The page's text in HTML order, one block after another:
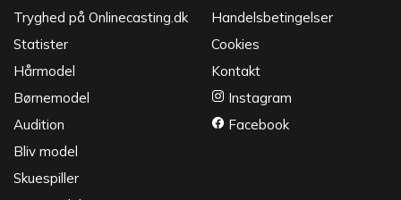
Tryghed på Onlinecasting.dk
Statister
Hårmodel
Børnemodel
Audition
Bliv model
Skuespiller
Handelsbetingelser
Cookies
Kontakt
Instagram
Facebook